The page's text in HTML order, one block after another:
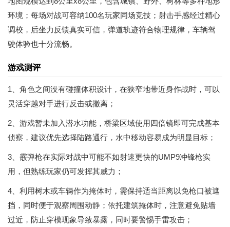
环境；每场对战可容纳100名玩家同场竞技；射击手感经过精心
调校，后坐力反馈真实可信，弹道轨迹符合物理规律，车辆驾
驶体验也十分流畅。
游戏测评
1、角色之间没有碰撞体积设计，在狭窄地带近身作战时，可以
灵活穿越对手进行反击或撤离；
2、游戏暂未加入潜水功能，桥梁区域使用四倍镜即可完成基本
侦察，建议优先选择陆路通行，水中移动容易成为明显目标；
3、霰弹枪在实际对战中可能不如射速更快的UMP9冲锋枪实
用，但熟练玩家仍可发挥其威力；
4、利用树木或车辆作为掩体时，需保持适当距离以免枪口被遮
挡，同时便于观察周围动静；依托建筑掩体时，注意避免贴墙
过近，防止穿模现象导致暴露，同时要警惕手雷攻击；